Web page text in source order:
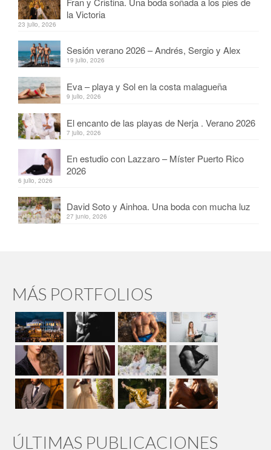
la Victoria
23 julio, 2026
Sesión verano 2026 – Andrés, Sergio y Alex
19 julio, 2026
Eva – playa y Sol en la costa malagueña
9 julio, 2026
El encanto de las playas de Nerja . Verano 2026
7 julio, 2026
En estudio con Lazzaro – Míster Puerto Rico
2026
6 julio, 2026
David Soto y Ainhoa. Una boda con mucha luz
27 junio, 2026
MÁS PORTFOLIOS
ÚLTIMAS PUBLICACIONES